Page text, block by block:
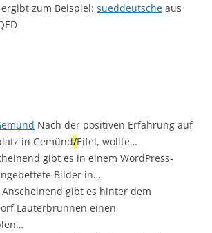
zum Beispiel: sueddeutsche aus
Nach der positiven Erfahrung auf
in Gemünd/Eifel, wollte…
gibt es in einem WordPress-
Bilder in…
Anscheinend gibt es hinter dem
Lauterbrunnen einen